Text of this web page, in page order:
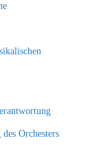
Orchesters